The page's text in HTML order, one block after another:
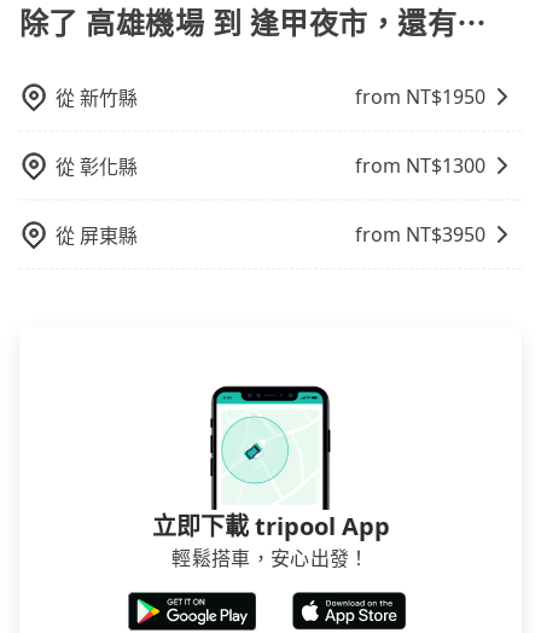
軌系統，這是一種快捷和經濟實惠的交通方式。 2. 公車/
客運：公車或客運是到達機場的另一種經濟實惠的交通
選擇，但對於携帶大量行李或急需前往機場的乘客來
供從市中心或其他地區到機場的固定價格，可以預先知
道價格，避免爭議。 4. 預約機場接送：可以提前預訂服
務，安排接送。價格會因路線而有所不同。 5. 高鐵：搭
乘高鐵是最快速的選擇，但並非每個縣市都有高鐵站，
並根據自己的需要選擇最方便和經濟實惠的交通方式。
除了 高雄機場 到 逢甲夜市，還有⋯
從新竹縣 from NT$1950
從彰化縣 from NT$1300
從 屏東縣 from NT$3950
立即下載 tripool App
輕鬆搭車，安心出發！